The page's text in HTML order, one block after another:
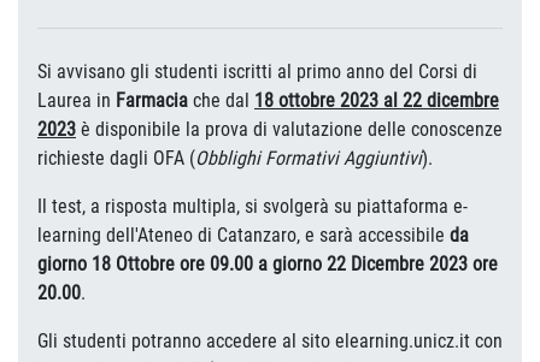
Si avvisano gli studenti iscritti al primo anno del Corsi di
Laurea in Farmacia che dal 18 ottobre 2023 al 22 dicembre
2023 è disponibile la prova di valutazione delle conoscenze
richieste dagli OFA (Obblighi Formativi Aggiuntivi).
Il test, a risposta multipla, si svolgerà su piattaforma e-
learning dell'Ateneo di Catanzaro, e sarà accessibile da
giorno 18 Ottobre ore 09.00 a giorno 22 Dicembre 2023 ore
20.00.
Gli studenti potranno accedere al sito elearning.unicz.it con